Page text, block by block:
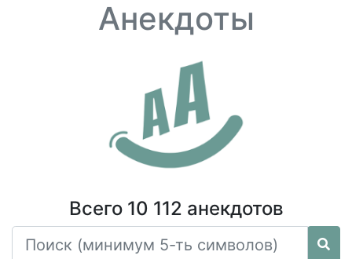
Анекдоты
Всего 10 112 анекдотов